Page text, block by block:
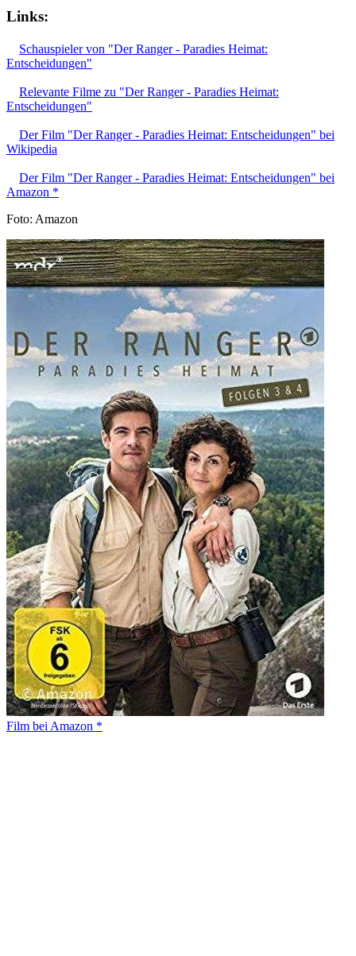
Links:
Schauspieler von "Der Ranger - Paradies Heimat:
Entscheidungen"
Relevante Filme zu "Der Ranger - Paradies Heimat:
Entscheidungen"
Der Film "Der Ranger - Paradies Heimat: Entscheidungen" bei
Wikipedia
Der Film "Der Ranger - Paradies Heimat: Entscheidungen" bei
Amazon *
Foto: Amazon
Film bei Amazon *